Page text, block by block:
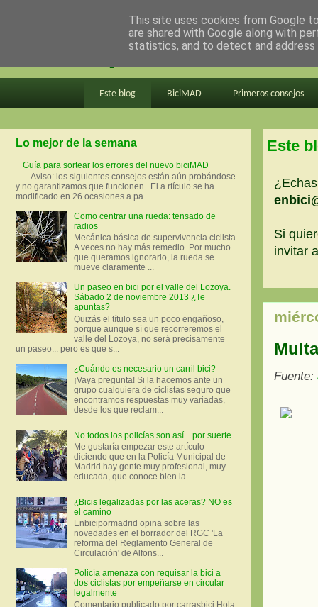
en bici por madrid
Este blog BiciMAD Primeros consejos
Este
Si
invitar
Fuente:
Lo mejor de la semana
Guía para sortear los errores del nuevo biciMAD
Aviso: los siguientes consejos están aún probándose
y no garantizamos que funcionen. El a rtículo se ha
modificado en 26 ocasiones a pa...
Como centrar una rueda: tensado de
radios
Mecánica básica de supervivencia ciclista
A veces no hay más remedio. Por mucho
que queramos ignorarlo, la rueda se
mueve claramente ...
Un paseo en bici por el valle del Lozoya.
Sábado 2 de noviembre 2013 ¿Te
apuntas?
Quizás el título sea un poco engañoso,
porque aunque sí que recorreremos el
valle del Lozoya, no será precisamente
un paseo... pero es que s...
¿Cuándo es necesario un carril bici?
¡Vaya pregunta! Si la hacemos ante un
grupo cualquiera de ciclistas seguro que
encontramos respuestas muy variadas,
desde los que reclam...
No todos los policías son así... por suerte
Me gustaría empezar este artículo
diciendo que en la Policía Municipal de
Madrid hay gente muy profesional, muy
educada, que conoce bien la ...
¿Bicis legalizadas por las aceras? NO es
el camino
Enbicipormadrid opina sobre las
novedades en el borrador del RGC 'La
reforma del Reglamento General de
Circulación' de Alfons...
Policía amenaza con requisar la bici a
dos ciclistas por empeñarse en circular
legalmente
Comentario publicado por carrasbici Hola
This site uses cookies from Google
are shared with Google along with
statistics, and to detect and address